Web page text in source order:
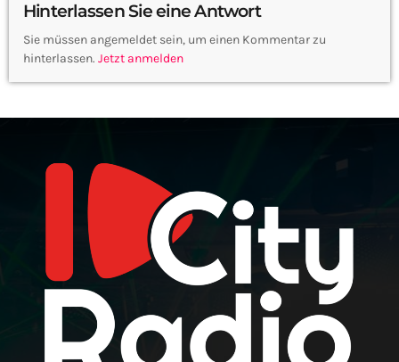
Hinterlassen Sie eine Antwort
Sie müssen angemeldet sein, um einen Kommentar zu
hinterlassen. Jetzt anmelden